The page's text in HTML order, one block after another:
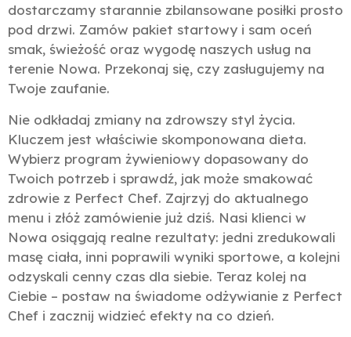
dostarczamy starannie zbilansowane posiłki prosto
pod drzwi. Zamów pakiet startowy i sam oceń
smak, świeżość oraz wygodę naszych usług na
terenie Nowa. Przekonaj się, czy zasługujemy na
Twoje zaufanie.
Nie odkładaj zmiany na zdrowszy styl życia.
Kluczem jest właściwie skomponowana dieta.
Wybierz program żywieniowy dopasowany do
Twoich potrzeb i sprawdź, jak może smakować
zdrowie z Perfect Chef. Zajrzyj do aktualnego
menu i złóż zamówienie już dziś. Nasi klienci w
Nowa osiągają realne rezultaty: jedni zredukowali
masę ciała, inni poprawili wyniki sportowe, a kolejni
odzyskali cenny czas dla siebie. Teraz kolej na
Ciebie – postaw na świadome odżywianie z Perfect
Chef i zacznij widzieć efekty na co dzień.